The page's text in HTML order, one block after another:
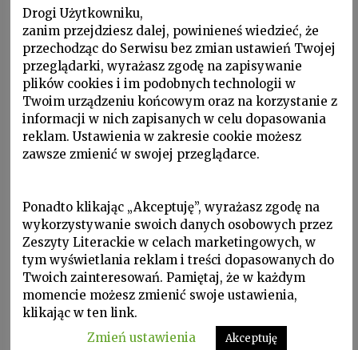
czerwonego wina. Rozmawialiśmy po
francusku, tak jak rozmawiali z sobą
europejscy poeci w wieku
XIX. Uśmiechał się, nigdy nie było tak,
żeby „wybuchnął śmiechem”.
Urodzony w r. 1941, wyjechał z
czołgów Układu Warszawskiego, w r.
1968. Zamieszkał w Paryżu, po jakimś
czasie zaczął pisać także po francusku,
nie porzucając nigdy całkowicie języka
macierzystego.
Kiedy myślę o nim teraz – już w czasie
Drogi Użytkowniku,
zanim przejdziesz dalej, powinieneś wiedzieć, że
przechodząc do Serwisu bez zmian ustawień Twojej
przeglądarki, wyrażasz zgodę na zapisywanie
plików cookies i im podobnych technologii w
Twoim urządzeniu końcowym oraz na korzystanie z
informacji w nich zapisanych w celu dopasowania
reklam. Ustawienia w zakresie cookie możesz
zawsze zmienić w swojej przeglądarce.
Ponadto klikając „Akceptuję”, wyrażasz zgodę na
wykorzystywanie swoich danych osobowych przez
Zeszyty Literackie w celach marketingowych, w
tym wyświetlania reklam i treści dopasowanych do
Twoich zainteresowań. Pamiętaj, że w każdym
momencie możesz zmienić swoje ustawienia,
klikając w ten link.
Zmień ustawienia
Akceptuję